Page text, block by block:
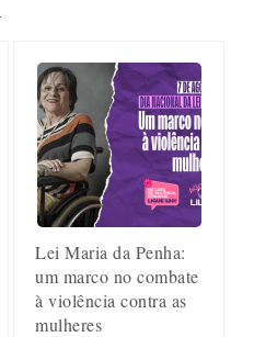
Lei Maria da Penha:
um marco no combate
à violência contra as
mulheres